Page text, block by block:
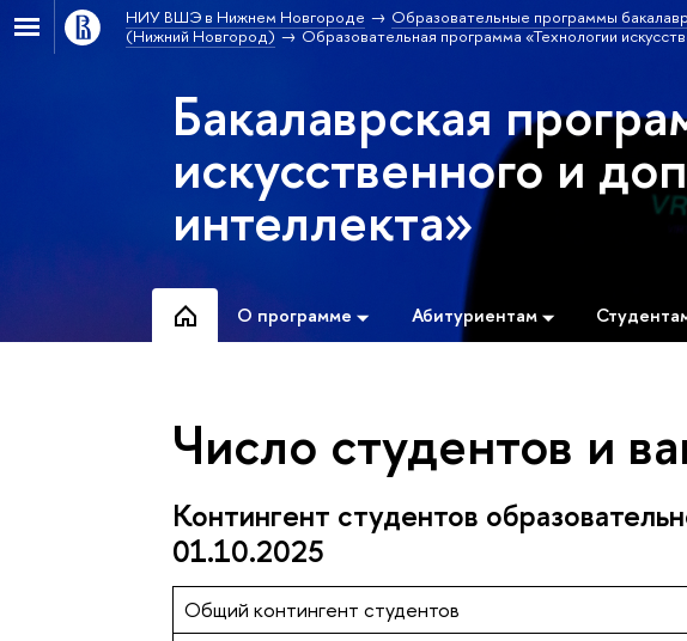
НИУ ВШЭ в Нижнем Новгороде Образовательные программы
(Нижний Новгород)
Образовательная программа «Технологии
Бакалаврская
искусственного и
интеллекта»
О программе Абитуриентам
Число студентов и
Контингент студентов
01.10.2025
Общий контингент студентов